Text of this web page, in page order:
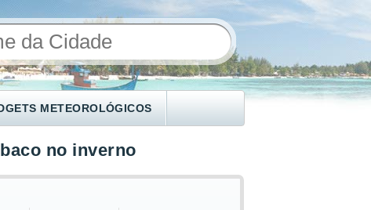
METEOROLÓGICOS
no inverno